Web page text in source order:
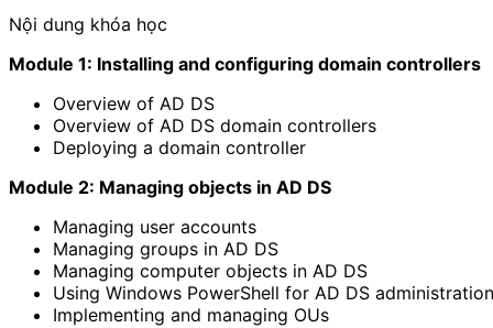
Nội dung khóa học
Module 1: Installing and configuring domain controllers
Overview of AD DS
Overview of AD DS domain controllers
Deploying a domain controller
Module 2: Managing objects in AD DS
Managing user accounts
Managing groups in AD DS
Managing computer objects in AD DS
Using Windows PowerShell for AD DS administration
Implementing and managing OUs